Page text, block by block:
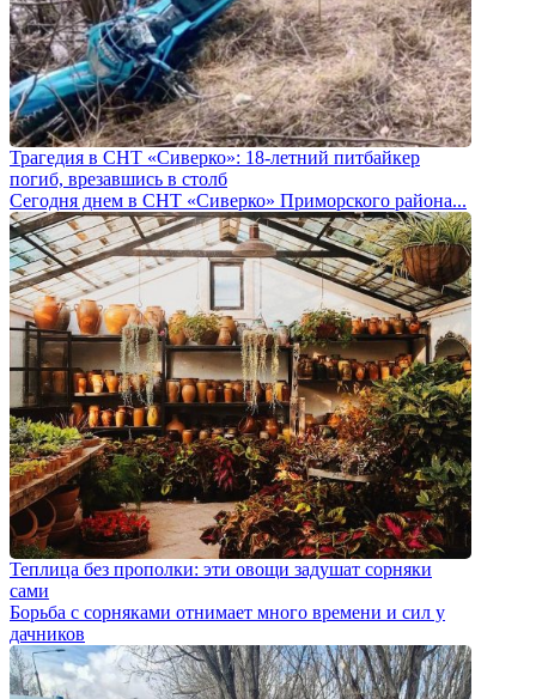
Трагедия в СНТ «Сиверко»: 18-летний питбайкер
погиб, врезавшись в столб
Сегодня днем в СНТ «Сиверко» Приморского района...
Теплица без прополки: эти овощи задушат сорняки
сами
Борьба с сорняками отнимает много времени и сил у
дачников